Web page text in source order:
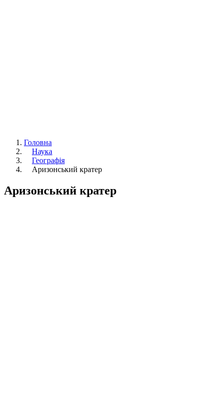
Головна
Наука
Географія
Аризонський кратер
Аризонський кратер